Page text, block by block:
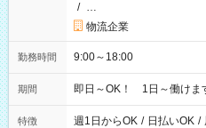
/ …
物流企業
勤務時間 9:00～18:00
期間 即日～OK！ 1日～働けま
特徴 週1日からOK / 日払いOK /